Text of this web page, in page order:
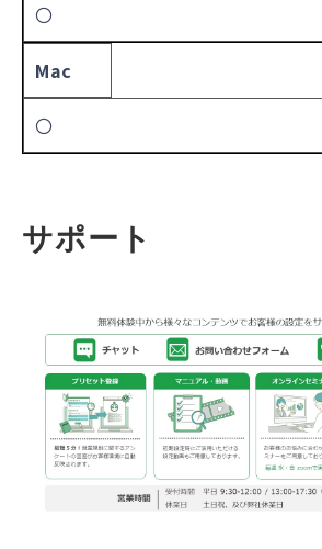
〇
Mac
〇
サポート